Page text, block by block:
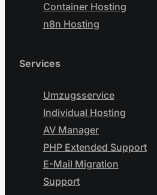
Container Hosting
n8n Hosting
Services
Umzugsservice
Individual Hosting
AV Manager
PHP Extended Support
E-Mail Migration
Support